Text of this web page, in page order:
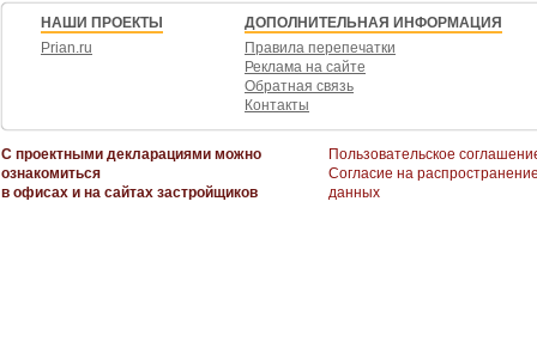
НАШИ ПРОЕКТЫ
Prian.ru
ДОПОЛНИТЕЛЬНАЯ ИНФОРМАЦИЯ
Правила перепечатки
Реклама на сайте
Обратная связь
Контакты
С проектными декларациями можно
ознакомиться
в офисах и на сайтах застройщиков
Пользовательское
Согласие на
данных